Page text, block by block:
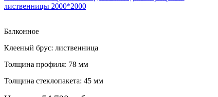
лиственницы 2000*2000
Балконное
Клееный брус: лиственница
Толщина профиля: 78 мм
Толщина стеклопакета: 45 мм